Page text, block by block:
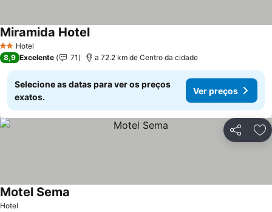
2 Estrelas
Hotel
Miramida Hotel
8,9 Excelente 71 a 72.2 km de Centro da cidade
Selecione as datas para ver os preços
exatos.
Ver preços
Partilhar
Hotel
Motel Sema